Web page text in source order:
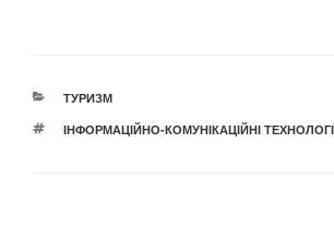
КАТЕГОРІЇ
ТУРИЗМ
ПОЗНАЧКИ
ІНФОРМАЦІЙНО-КОМУНІКАЦІЙНІ